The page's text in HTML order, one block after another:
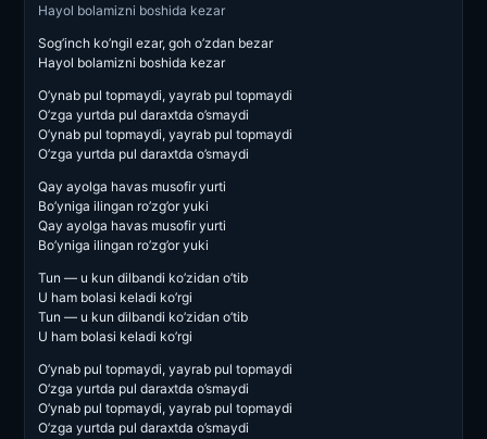
Hayol bolamizni boshida kezar
Sog’inch ko’ngil ezar, goh o’zdan bezar
Hayol bolamizni boshida kezar
O’ynab pul topmaydi, yayrab pul topmaydi
O’zga yurtda pul daraxtda o’smaydi
O’ynab pul topmaydi, yayrab pul topmaydi
O’zga yurtda pul daraxtda o’smaydi
Qay ayolga havas musofir yurti
Bo’yniga ilingan ro’zg’or yuki
Qay ayolga havas musofir yurti
Bo’yniga ilingan ro’zg’or yuki
Tun — u kun dilbandi ko’zidan o’tib
U ham bolasi keladi ko’rgi
Tun — u kun dilbandi ko’zidan o’tib
U ham bolasi keladi ko’rgi
O’ynab pul topmaydi, yayrab pul topmaydi
O’zga yurtda pul daraxtda o’smaydi
O’ynab pul topmaydi, yayrab pul topmaydi
O’zga yurtda pul daraxtda o’smaydi